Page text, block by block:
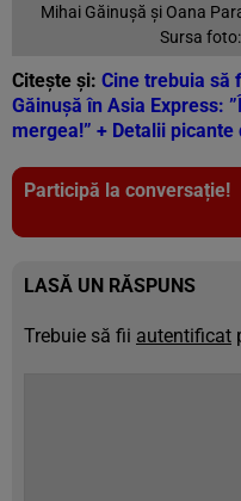
Mihai Găinușă și Oana
Sursa
Citește și: Cine trebuia să
Găinușă în Asia Express:
mergea!” + Detalii
Participă la conversație!
LASĂ UN RĂSPUNS
Trebuie să fii autentificat